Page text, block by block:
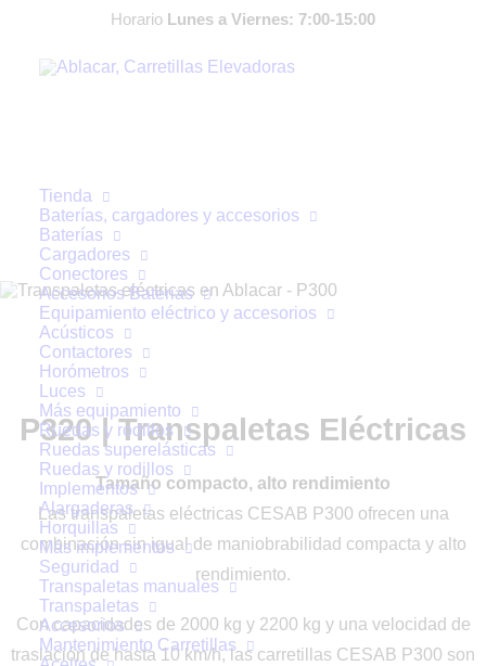
Horario Lunes a Viernes: 7:00-15:00
Tienda
Baterías, cargadores y accesorios
Baterías
Cargadores
Conectores
Accesorios Baterias
Equipamiento eléctrico y accesorios
Acústicos
Contactores
Horómetros
Luces
Más equipamiento
Ruedas y rodillos
Ruedas superelásticas
Ruedas y rodillos
Implementos
Alargaderas
Horquillas
Más implementos
Seguridad
Transpaletas manuales
Transpaletas
Accesorios
Mantenimiento Carretillas
Carretillas CESAB
P320 | Transpaletas Eléctricas
Tamaño compacto, alto rendimiento
Las transpaletas eléctricas CESAB P300 ofrecen una
combinación sin igual de maniobrabilidad compacta y alto
rendimiento.
Con capacidades de 2000 kg y 2200 kg y una velocidad de
traslación de hasta 10 km/h, las carretillas CESAB P300 son